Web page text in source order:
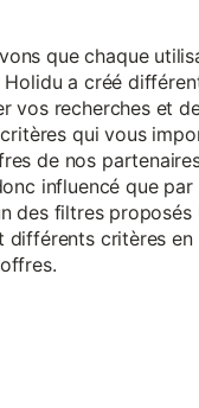
que chaque
a créé
vos recherches et
qui vous
de nos
influencé que
des filtres proposés
différents critères